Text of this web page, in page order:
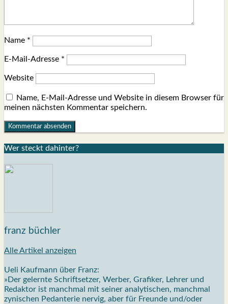
Name *
E-Mail-Adresse *
Website
Name, E-Mail-Adresse und Website in diesem Browser für
meinen nächsten Kommentar speichern.
Wer steckt dahin­ter?
franz büchler
Alle Artikel anzeigen
Ueli Kaufmann über Franz:
»Der gelernte Schriftsetzer, Werber, Grafiker, Lehrer und
Redaktor ist manchmal mit seiner analytischen, manchmal
zynischen Pedanterie nervig, aber für Freunde und/oder